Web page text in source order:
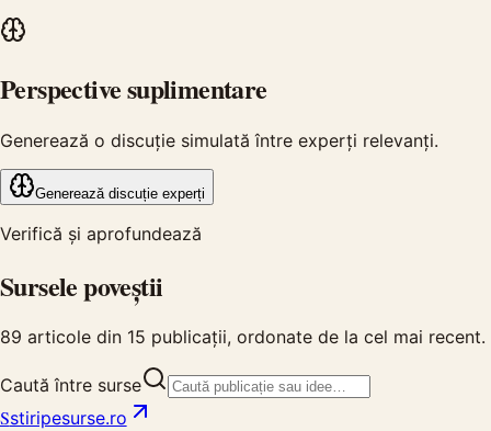
Perspective suplimentare
Generează o discuție simulată între experți relevanți.
Generează discuție experți
Verifică și aprofundează
Sursele poveștii
89 articole din 15 publicații, ordonate de la cel mai recent.
Caută între surse
Sstiripesurse.ro